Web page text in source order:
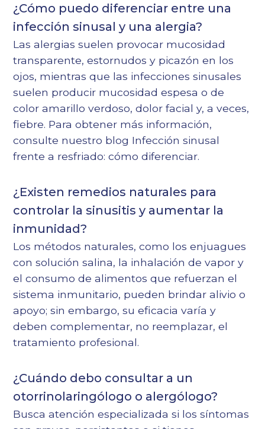
¿Cómo puedo diferenciar entre una
infección sinusal y una alergia?
Las alergias suelen provocar mucosidad
transparente, estornudos y picazón en los
ojos, mientras que las infecciones sinusales
suelen producir mucosidad espesa o de
color amarillo verdoso, dolor facial y, a veces,
fiebre. Para obtener más información,
consulte nuestro blog Infección sinusal
frente a resfriado: cómo diferenciar.
¿Existen remedios naturales para
controlar la sinusitis y aumentar la
inmunidad?
Los métodos naturales, como los enjuagues
con solución salina, la inhalación de vapor y
el consumo de alimentos que refuerzan el
sistema inmunitario, pueden brindar alivio o
apoyo; sin embargo, su eficacia varía y
deben complementar, no reemplazar, el
tratamiento profesional.
¿Cuándo debo consultar a un
otorrinolaringólogo o alergólogo?
Busca atención especializada si los síntomas